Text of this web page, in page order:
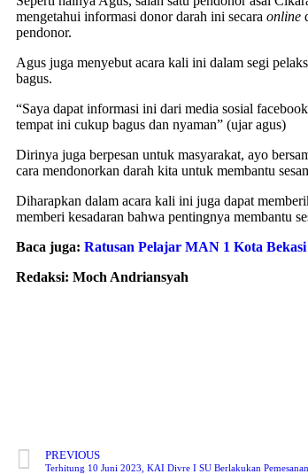
mengetahui informasi donor darah ini secara online
pendonor.
Agus juga menyebut acara kali ini dalam segi
bagus.
“Saya dapat informasi ini dari media sosial
tempat ini cukup bagus dan nyaman” (ujar agus)
Dirinya juga berpesan untuk masyarakat, ayo
cara mendonorkan darah kita untuk membantu
Diharapkan dalam acara kali ini juga dapat
memberi kesadaran bahwa pentingnya membantu
Baca juga: Ratusan Pelajar MAN 1 Kota
Redaksi: Moch Andriansyah
PREVIOUS
Terhitung 10 Juni 2023, KAI Divre I SU Berlakukan